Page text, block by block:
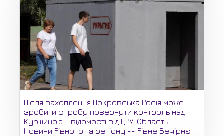
Після захоплення Покровська Росія може
зробити спробу повернути контроль над
Курщиною - відомості від ЦРУ. Область -
Новини Рівного та регіону -- Рівне Вечірнє